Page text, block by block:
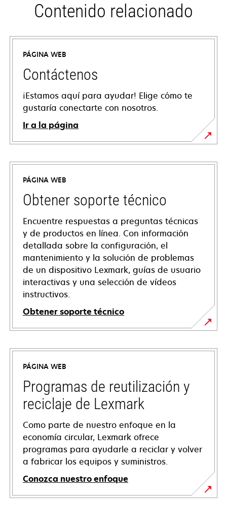
Contenido relacionado
PÁGINA WEB
Contáctenos
¡Estamos aquí para ayudar! Elige cómo te
gustaría conectarte con nosotros.
Ir a la página
PÁGINA WEB
Obtener soporte técnico
Encuentre respuestas a preguntas técnicas
y de productos en línea. Con información
detallada sobre la configuración, el
mantenimiento y la solución de problemas
de un dispositivo Lexmark, guías de usuario
interactivas y una selección de vídeos
instructivos.
Obtener soporte técnico
opens
in
new
tab
PÁGINA WEB
Programas de reutilización y
reciclaje de Lexmark
Como parte de nuestro enfoque en la
economía circular, Lexmark ofrece
programas para ayudarle a reciclar y volver
a fabricar los equipos y suministros.
Conozca nuestro enfoque